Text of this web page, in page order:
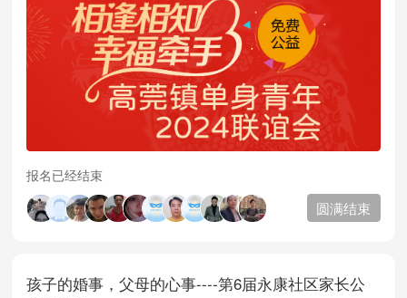
报名已经结束
圆满结束
孩子的婚事，父母的心事----第6届永康社区家长公